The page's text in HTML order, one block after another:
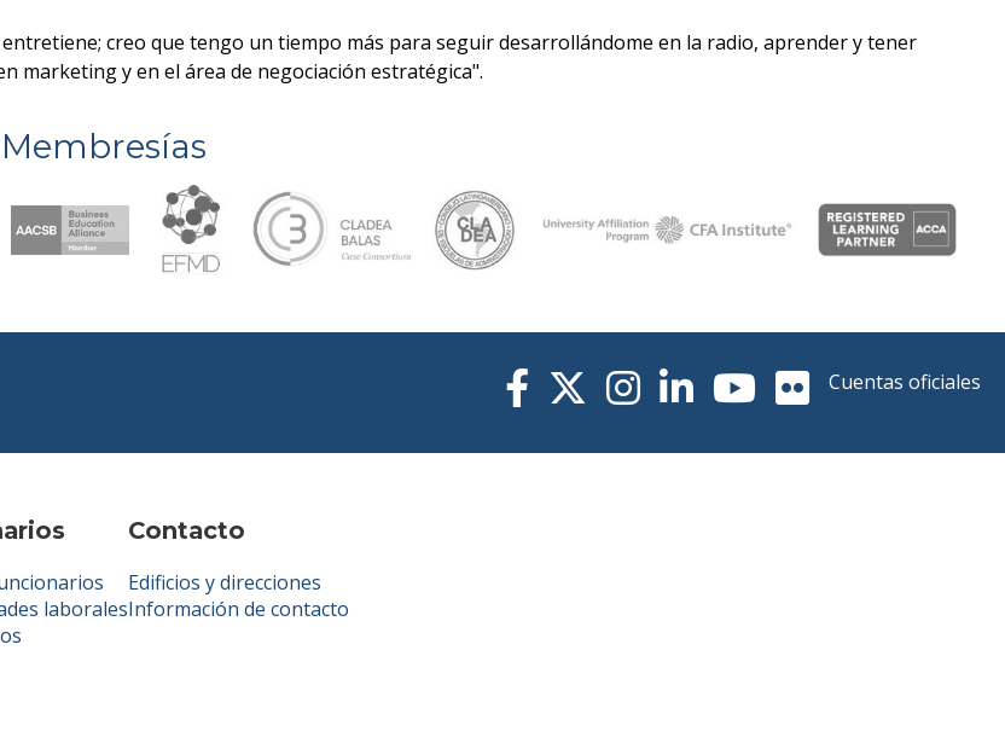
creo que tengo un tiempo más para seguir desarrollándome en la radio, aprender y tener
marketing y en el área de negociación estratégica".
Membresías
laborales
Contacto
Edificios y direcciones
Información de contacto
Cuentas oficiales